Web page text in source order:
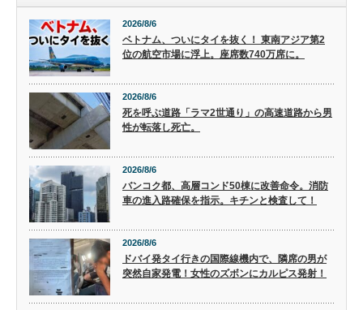
2026/8/6
ベトナム、ついにタイを抜く！ 東南アジア第2
位の航空市場に浮上。座席数740万席に。
2026/8/6
死を呼ぶ道路「ラマ2世通り」の高速道路から男
性が転落し死亡。
2026/8/6
バンコク都、高層コンド50棟に改善命令。消防
車の進入路確保を指示。キチンと検査して！
2026/8/6
ドバイ発タイ行きの国際線機内で、隣席の男が
突然自家発電！女性のズボンにカルピス発射！